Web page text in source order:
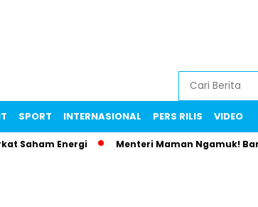
SPORT INTERNASIONAL PERS RILIS VIDEO
Energi Menteri Maman Ngamuk! Bantah